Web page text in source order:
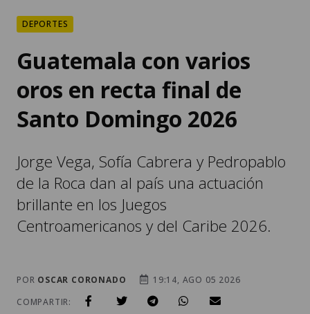
DEPORTES
Guatemala con varios
oros en recta final de
Santo Domingo 2026
Jorge Vega, Sofía Cabrera y Pedropablo
de la Roca dan al país una actuación
brillante en los Juegos
Centroamericanos y del Caribe 2026.
POR OSCAR CORONADO
19:14, AGO 05 2026
COMPARTIR: